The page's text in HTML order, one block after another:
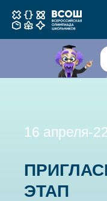
16 апреля-
ЭТАП